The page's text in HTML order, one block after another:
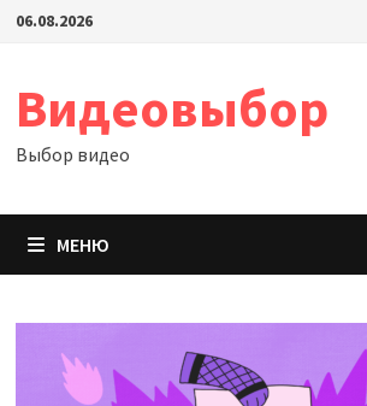
Перейти
06.08.2026
Видеовыбор
Выбор видео
МЕНЮ